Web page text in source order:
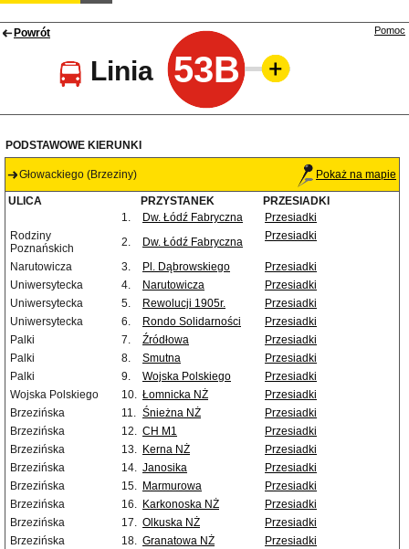
Powrót
Linia 53B
Pomoc
PODSTAWOWE KIERUNKI
Głowackiego (Brzeziny) Pokaż na mapie
ULICA PRZYSTANEK
PRZESIADKI
1.
Dw. Łódź Fabryczna
Przesiadki
Rodziny
Poznańskich
2. Dw. Łódź Fabryczna Przesiadki
Narutowicza 3. Pl. Dąbrowskiego
Przesiadki
Uniwersytecka
4. Narutowicza
Przesiadki
Uniwersytecka
5. Rewolucji 1905r.
Przesiadki
Uniwersytecka
6. Rondo Solidarności
Przesiadki
Palki
7. Źródłowa
Przesiadki
Palki
8. Smutna
Przesiadki
Palki
9. Wojska Polskiego
Przesiadki
Wojska Polskiego
10. Łomnicka NŻ
Przesiadki
Brzezińska
11. Śnieżna NŻ
Przesiadki
Brzezińska
12. CH M1
Przesiadki
Brzezińska
13. Kerna NŻ
Przesiadki
Brzezińska
14. Janosika
Przesiadki
Brzezińska
15. Marmurowa
Przesiadki
Brzezińska
16. Karkonoska NŻ
Przesiadki
Brzezińska
17. Olkuska NŻ
Przesiadki
Brzezińska
18. Granatowa NŻ
Przesiadki